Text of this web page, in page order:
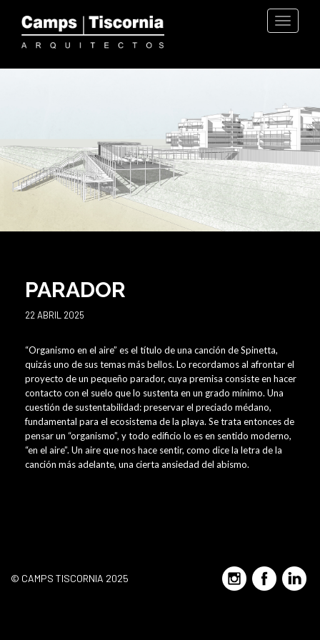
MENU
PARADOR
22 ABRIL 2025
“Organismo en el aire” es el título de una canción de Spinetta,
quizás uno de sus temas más bellos. Lo recordamos al afrontar el
proyecto de un pequeño parador, cuya premisa consiste en hacer
contacto con el suelo que lo sustenta en un grado mínimo. Una
cuestión de sustentabilidad: preservar el preciado médano,
fundamental para el ecosistema de la playa. Se trata entonces de
pensar un “organismo”, y todo edificio lo es en sentido moderno,
“en el aire”. Un aire que nos hace sentir, como dice la letra de la
canción más adelante, una cierta ansiedad del abismo.
© CAMPS TISCORNIA 2025